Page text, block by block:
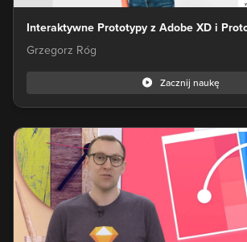
Interaktywne Prototypy z Adobe XD i
Grzegorz Róg
Zacznij naukę